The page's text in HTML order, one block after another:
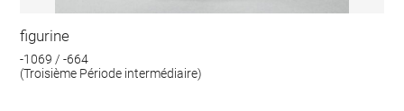
figurine
-1069 / -664
(Troisième Période intermédiaire)